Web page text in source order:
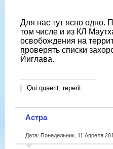
Для нас тут ясно одно.
том числе и из КЛ
освобождения на
проверять списки
Йиглава.
Qui quaerit, reperit
Астра
Дата: Понедельник, 11 Апреля